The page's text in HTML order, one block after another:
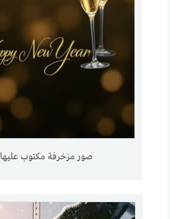
صور مزخرفة مكتوب عليها 2025.